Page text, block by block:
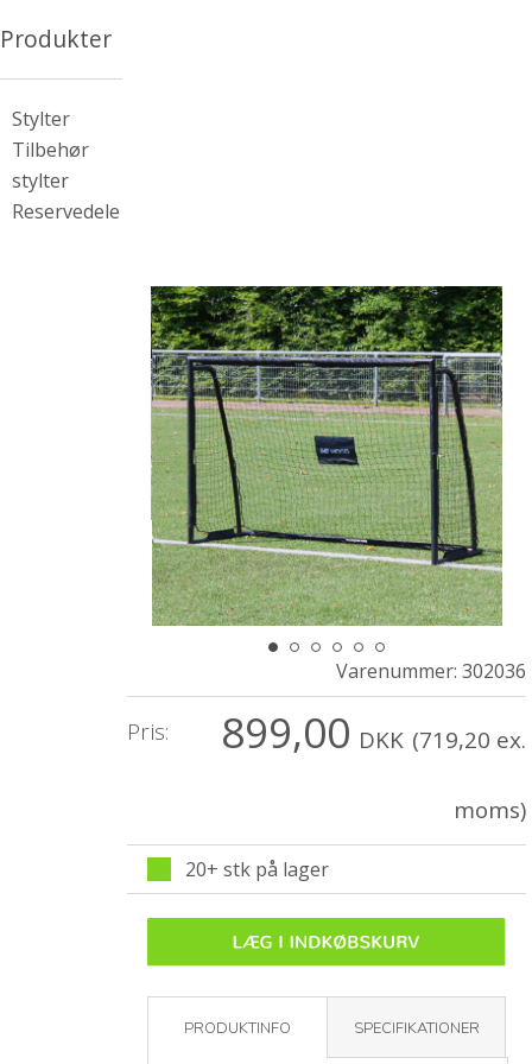
Produkter
Stylter
Tilbehør
stylter
Reservedele
Varenummer: 302036
Pris: 899,00 DKK (719,20 ex.
moms)
20+ stk på lager
PRODUKTINFO SPECIFIKATIONER